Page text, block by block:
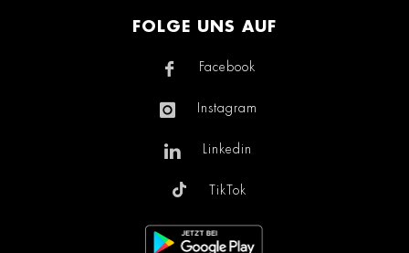
FOLGE UNS AUF
Facebook
Instagram
Linkedin
TikTok